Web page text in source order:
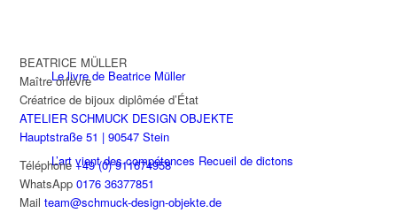
Le livre de Beatrice Müller
L’art vient des compétences Recueil de dictons
BEATRICE MÜLLER
Maître orfèvre
Créatrice de bijoux diplômée d’État
ATELIER SCHMUCK DESIGN OBJEKTE
Hauptstraße 51 | 90547 Stein
Téléphone+49 (0) 911674958
WhatsApp0176 36377851
Mailteam@schmuck-design-objekte.de